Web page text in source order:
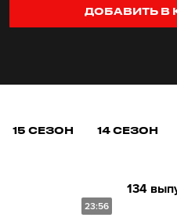
ДОБАВИТЬ В
15 СЕЗОН 14 СЕЗОН
23:56
134